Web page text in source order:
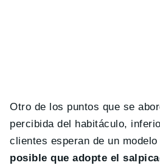
Otro de los puntos que se
percibida del habitáculo,
clientes esperan de un
posible que adopte el